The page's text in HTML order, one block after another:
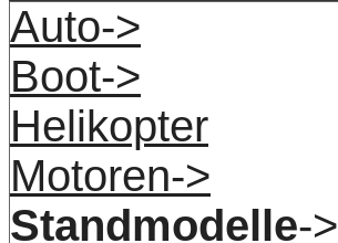
Auto->
Boot->
Helikopter
Motoren->
Standmodelle->